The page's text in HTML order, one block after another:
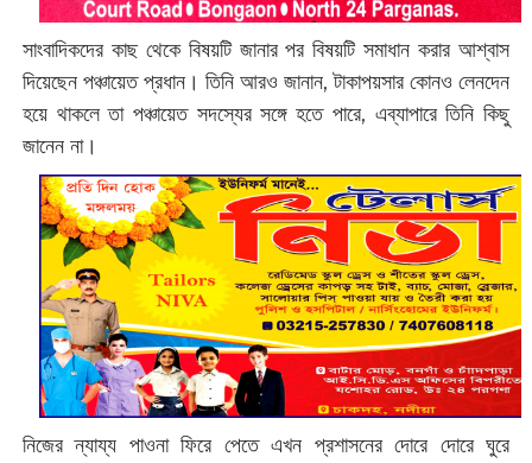
সাংবাদিকদের কাছ থেকে বিষয়টি জানার পর বিষয়টি সমাধান করার আশ্বাস
দিয়েছেন পঞ্চায়েত প্রধান। তিনি আরও জানান, টাকাপয়সার কোনও লেনদেন
হয়ে থাকলে তা পঞ্চায়েত সদস্যের সঙ্গে হতে পারে, এব্যাপারে তিনি কিছু
জানেন না।
নিজের ন্যায্য পাওনা ফিরে পেতে এখন প্রশাসনের দোরে দোরে ঘুরে